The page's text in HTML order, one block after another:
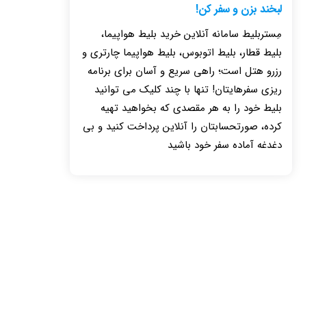
لبخند بزن و سفر کن!
مِستربلیط سامانه آنلاین خرید بلیط هواپیما،
بلیط قطار، بلیط اتوبوس، بلیط هواپیما چارتری و
رزرو هتل است؛ راهی سریع و آسان برای برنامه
ریزی سفرهایتان! تنها با چند کلیک می توانید
بلیط خود را به هر مقصدی که بخواهید تهیه
کرده، صورتحسابتان را آنلاین پرداخت کنید و بی
دغدغه آماده سفر خود باشید